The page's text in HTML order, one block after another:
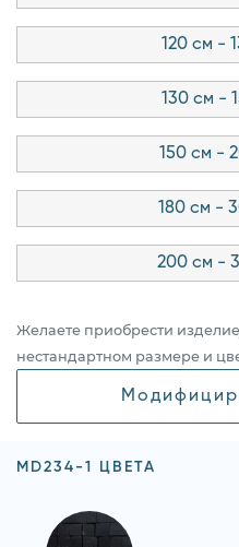
120 см -
130 см -
150 см -
180 см -
200 см -
Желаете приобрести
нестандартном размере и
MD234-1 ЦВЕТА